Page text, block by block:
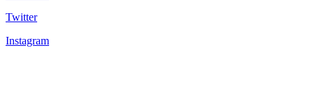
Twitter
Instagram